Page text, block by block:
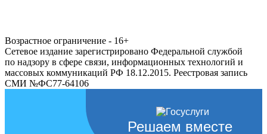
Возрастное ограничение - 16+
Сетевое издание зарегистрировано Федеральной службой
по надзору в сфере связи, информационных технологий и
массовых коммуникаций РФ 18.12.2015. Реестровая запись
СМИ №ФС77-64106
Решаем вместе